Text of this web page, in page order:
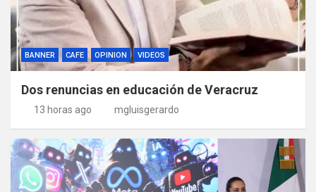
BANNER CAFE OPINION VIDEOS
Dos renuncias en educación de Veracruz
13 horas ago mgluisgerardo